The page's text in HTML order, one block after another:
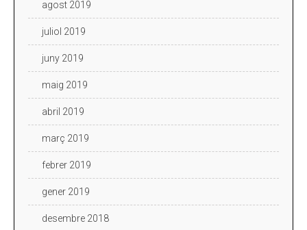
agost 2019
juliol 2019
juny 2019
maig 2019
abril 2019
març 2019
febrer 2019
gener 2019
desembre 2018